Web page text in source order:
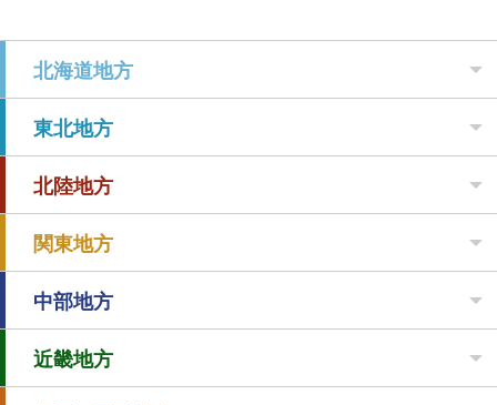
北海道地方
東北地方
北陸地方
関東地方
中部地方
近畿地方